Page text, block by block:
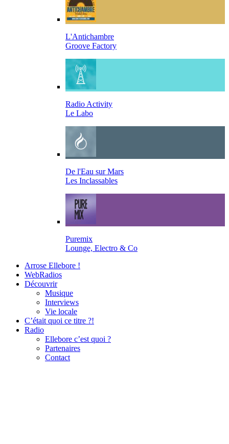
L'Antichambre
Groove Factory
Radio Activity
Le Labo
De l'Eau sur Mars
Les Inclassables
Puremix
Lounge, Electro & Co
Arrose Ellebore !
WebRadios
Découvrir
Musique
Interviews
Vie locale
C’était quoi ce titre ?!
Radio
Ellebore c’est quoi ?
Partenaires
Contact